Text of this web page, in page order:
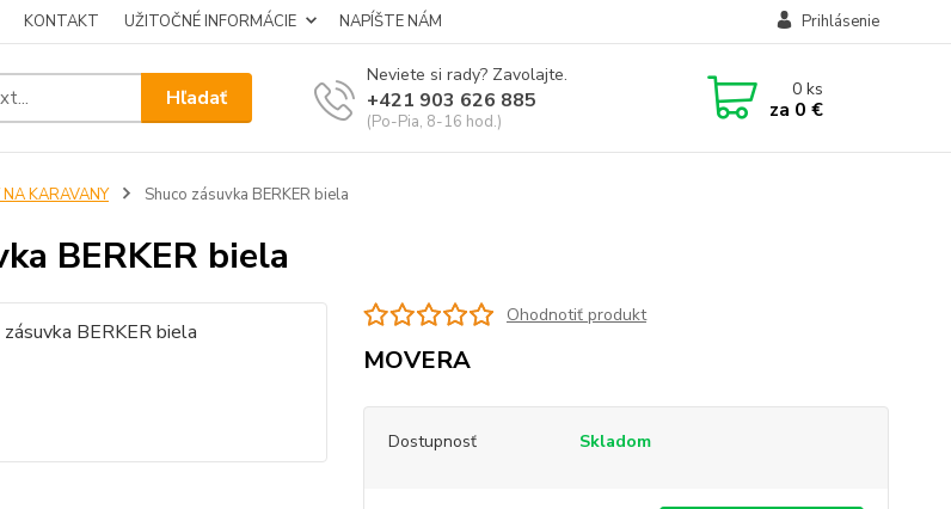
KONTAKT UŽITOČNÉ INFORMÁCIE NAPÍŠTE NÁM Prihlásenie
Hľadať
Neviete si rady? Zavolajte.
+421 903 626 885
(Po-Pia, 8-16 hod.)
0ks
za 0 €
KARAVANY Shuco zásuvka BERKER biela
BERKER biela
Ohodnotiť produkt
MOVERA
Dostupnosť Skladom